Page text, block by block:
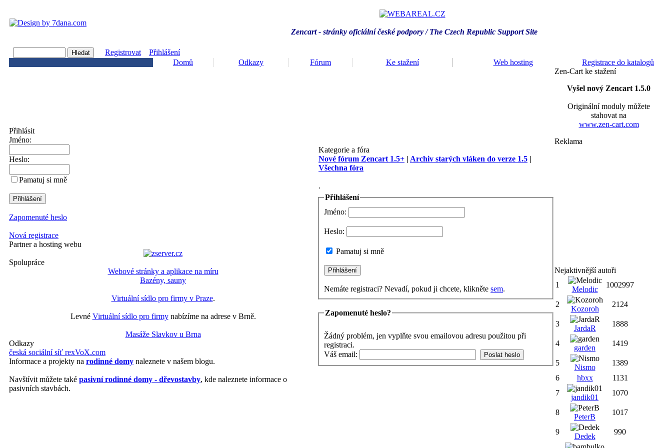
Zencart - stránky oficiální české podpory / The Czech Republic Support Site
Registrovat
Přihlášení
Domů
Odkazy Fórum Ke stažení Web hosting Registrace do katalogů
Přihlásit
Jméno:
Heslo:
Pamatuj si mně
Zapomenuté heslo
Nová registrace
Partner a hosting webu
Spolupráce
Webové stránky a aplikace na míru
Bazény, sauny
Virtuální sídlo pro firmy v Praze.
Levné Virtuální sídlo pro firmynabízíme na adrese v Brně.
Masáže Slavkov u Brna
Odkazy
česká sociální síť rexVoX.com
Informace a projekty na rodinné domy naleznete v našem blogu.
Navštívit můžete také pasivní rodinné domy - dřevostavby, kde naleznete informace o
pasivních stavbách.
Kategorie a fóra
Nové fórum Zencart 1.5+ | Archiv starých vláken do verze 1.5 |
Všechna fóra
.
Přihlášení
Jméno:
Heslo:
Pamatuj si mně
Nemáte registraci? Nevadí, pokud ji chcete, klikněte sem.
Zapomenuté heslo?
Žádný problém, jen vyplňte svou emailovou adresu použitou při
registraci.
Váš email:
Zen-Cart ke stažení
Vyšel nový Zencart 1.5.0
Originální moduly můžete
stahovat na
www.zen-cart.com
Reklama
Nejaktivnější autoři
1
Melodic
1002997
2
Kozoroh
2124
3
JardaR
1888
4
garden
1419
5
Nismo
1389
6
hbxx
1131
7
jandik01
1070
8
PeterB
1017
9
Dedek
990